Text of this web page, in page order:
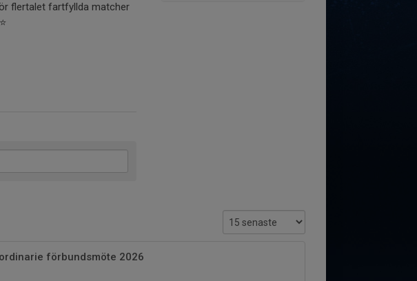
flertalet fartfyllda matcher
förbundsmöte 2026